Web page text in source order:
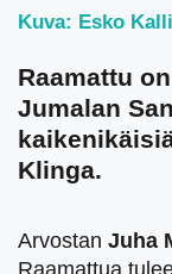
Kuva: Esko
Raamattu
Jumalan
Klinga.
Arvostan Juha
Raamattua